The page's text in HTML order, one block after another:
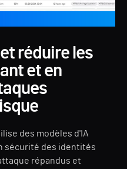
réduire les
et en
des modèles d'IA
sécurité des identités
répandus et